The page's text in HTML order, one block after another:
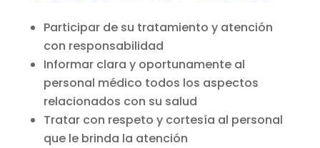
Participar de su tratamiento y atención
con responsabilidad
Informar clara y oportunamente al
personal médico todos los aspectos
relacionados con su salud
Tratar con respeto y cortesía al personal
que le brinda la atención